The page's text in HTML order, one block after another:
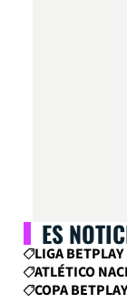
ES
LIGA BETPLAY
ATLÉTICO
COPA BETPLAY